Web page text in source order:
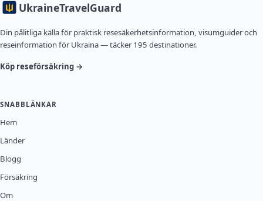
UkraineTravelGuard
Din pålitliga källa för praktisk resesäkerhetsinformation, visumguider och
reseinformation för Ukraina — täcker 195 destinationer.
Köp reseförsäkring →
SNABBLÄNKAR
Hem
Länder
Blogg
Försäkring
Om